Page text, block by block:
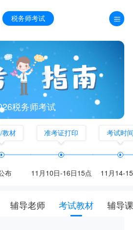
税务师考试
税务师考试
教材
布
准考证打印
11月10日-16日15点
考试时
11月14-
辅导老师 考试教材 辅导